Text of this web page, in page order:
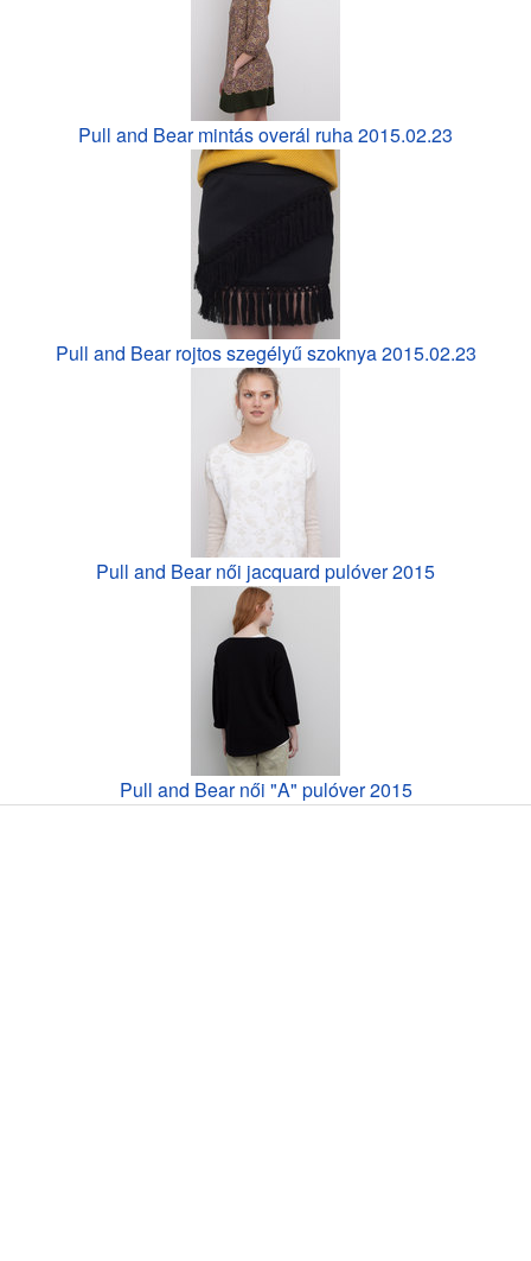
Pull and Bear mintás overál ruha 2015.02.23
Pull and Bear rojtos szegélyű szoknya 2015.02.23
Pull and Bear női jacquard pulóver 2015
Pull and Bear női "A" pulóver 2015